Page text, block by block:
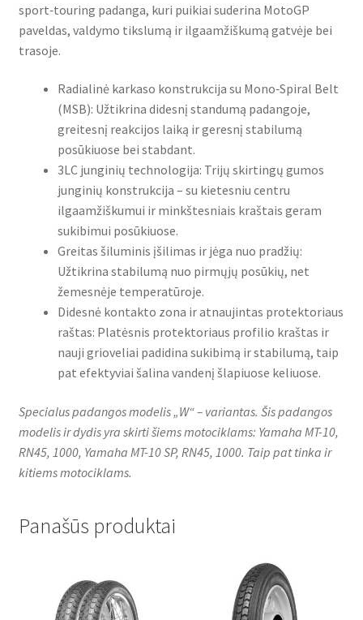
sport‑touring padanga, kuri puikiai suderina MotoGP
paveldas, valdymo tikslumą ir ilgaamžiškumą gatvėje bei
trasoje.
Radialinė karkaso konstrukcija su Mono‑Spiral Belt
(MSB): Užtikrina didesnį standumą padangoje,
greitesnį reakcijos laiką ir geresnį stabilumą
posūkiuose bei stabdant.
3LC junginių technologija: Trijų skirtingų gumos
junginių konstrukcija – su kietesniu centru
ilgaamžiškumui ir minkštesniais kraštais geram
sukibimui posūkiuose.
Greitas šiluminis įšilimas ir jėga nuo pradžių:
Užtikrina stabilumą nuo pirmųjų posūkių, net
žemesnėje temperatūroje.
Didesnė kontakto zona ir atnaujintas protektoriaus
raštas: Platėsnis protektoriaus profilio kraštas ir
nauji grioveliai padidina sukibimą ir stabilumą, taip
pat efektyviai šalina vandenį šlapiuose keliuose.
Specialus padangos modelis „W“ – variantas. Šis padangos
modelis ir dydis yra skirti šiems motociklams: Yamaha MT-10,
RN45, 1000, Yamaha MT-10 SP, RN45, 1000. Taip pat tinka ir
kitiems motociklams.
Panašūs produktai